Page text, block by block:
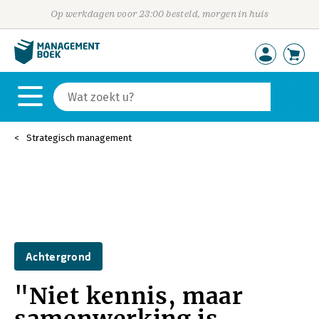
Op werkdagen voor 23:00 besteld, morgen in huis
Strategisch management
Achtergrond
"Niet kennis, maar